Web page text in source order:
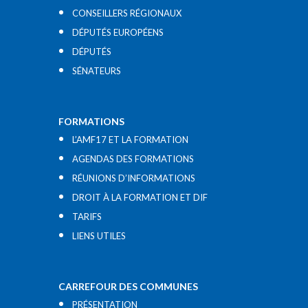
CONSEILLERS RÉGIONAUX
DÉPUTÉS EUROPÉENS
DÉPUTÉS
SÉNATEURS
FORMATIONS
L’AMF17 ET LA FORMATION
AGENDAS DES FORMATIONS
RÉUNIONS D’INFORMATIONS
DROIT À LA FORMATION ET DIF
TARIFS
LIENS UTILES​
CARREFOUR DES COMMUNES
PRÉSENTATION